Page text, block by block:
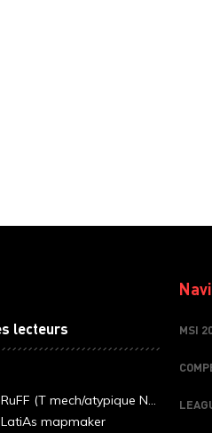
lecteurs
(T mech/atypique N...
mapmaker
MSI